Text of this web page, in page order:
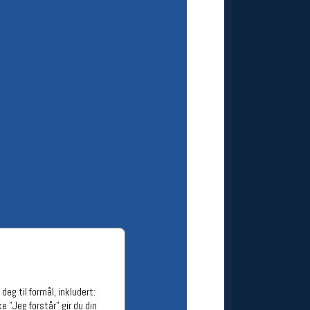
til formål, inkludert:
"Jeg forstår" gir du din